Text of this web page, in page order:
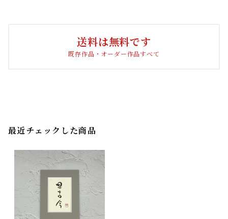
送料は無料です
既存作品・オーダー作品すべて
最近チェックした商品